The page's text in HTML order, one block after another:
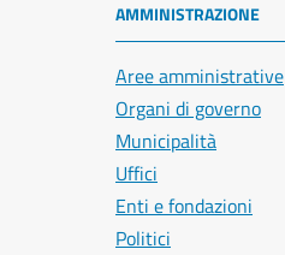
AMMINISTRAZIONE
Aree amministrative
Organi di governo
Municipalità
Uffici
Enti e fondazioni
Politici